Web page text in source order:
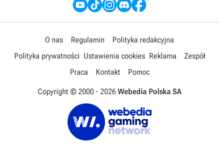
O nas Regulamin
Polityka redakcyjna
Polityka prywatności Ustawienia cookies Reklama
Zespół
Praca
Kontakt Pomoc
Copyright © 2000 - 2026 Webedia Polska SA